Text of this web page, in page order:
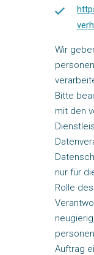
Wir
Bitte
mit den
nur für
Rolle
Auftrag